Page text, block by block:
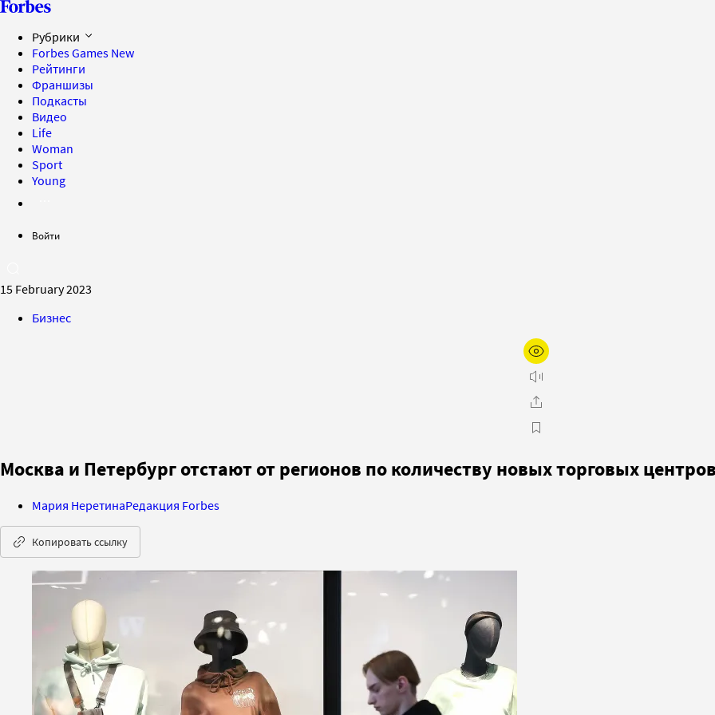
Рубрики
Forbes Games New
Рейтинги
Франшизы
Подкасты
Видео
Life
Woman
Sport
Young
Войти
15 February 2023
Бизнес
Москва и Петербург отстают от регионов по количеству новых торговых
Мария НеретинаРедакция Forbes
Копировать ссылку